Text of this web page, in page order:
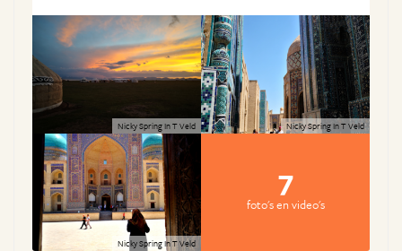
Nicky Spring In T Veld Nicky Spring In T Veld
Nicky Spring In T Veld
7
foto's en video's